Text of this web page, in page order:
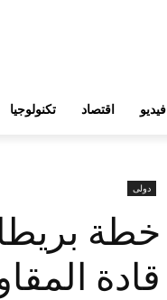
فيديو اقتصاد تكنولوجيا
دولى
خطة
قادة